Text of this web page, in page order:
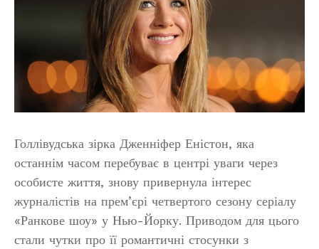
Голлівудська зірка Дженніфер Еністон, яка
останнім часом перебуває в центрі уваги через
особисте життя, знову привернула інтерес
журналістів на прем’єрі четвертого сезону серіалу
«Ранкове шоу» у Нью-Йорку. Приводом для цього
стали чутки про її романтичні стосунки з